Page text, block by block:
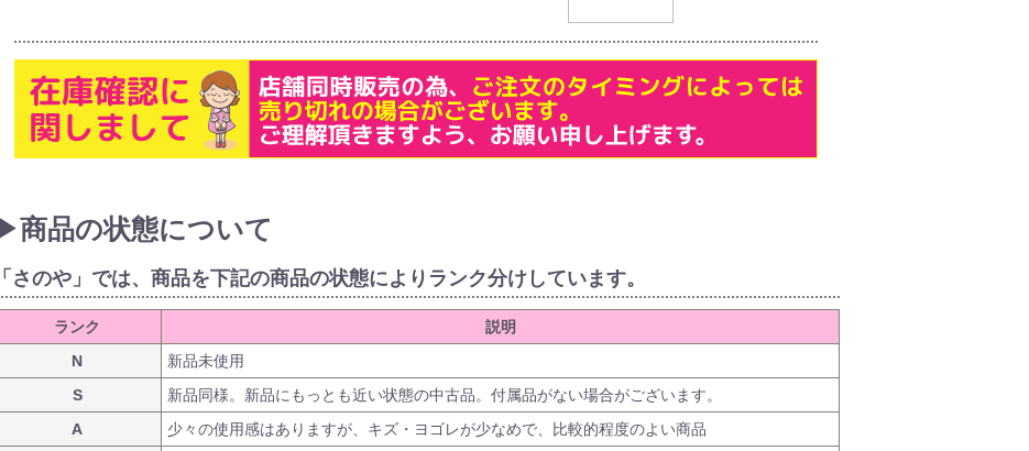
▶商品の状態について
「さのや」では、商品を下記の商品の状態によりランク分けしています。
ランク
説明
N
新品未使用
S
新品同様。新品にもっとも近い状態の中古品。付属品がない場合がございます。
A
少々の使用感はありますが、キズ・ヨゴレが少なめで、比較的程度のよい商品